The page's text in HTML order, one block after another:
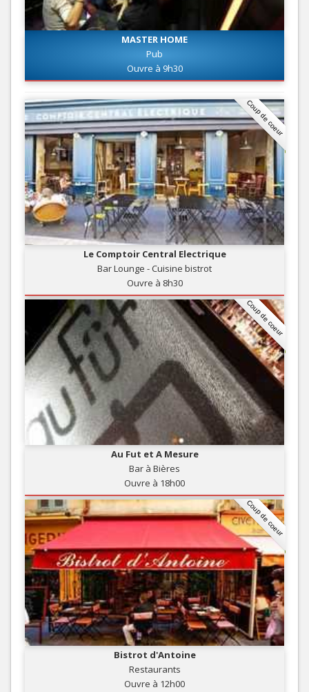
MASTER HOME
Pub
Ouvre à 9h30
Coup de coeur
Le Comptoir Central Electrique
Bar Lounge - Cuisine bistrot
Ouvre à 8h30
Coup de coeur
Au Fut et A Mesure
Bar à Bières
Ouvre à 18h00
Coup de coeur
Bistrot d'Antoine
Restaurants
Ouvre à 12h00